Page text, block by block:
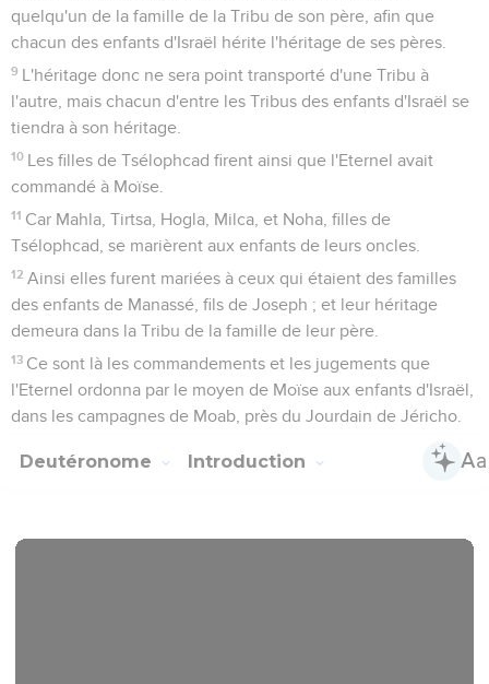
quelqu'un de la famille de la Tribu de son père, afin que
chacun des enfants d'Israël hérite l'héritage de ses pères.
9 L'héritage donc ne sera point transporté d'une Tribu à
l'autre, mais chacun d'entre les Tribus des enfants d'Israël se
tiendra à son héritage.
10 Les filles de Tsélophcad firent ainsi que l'Eternel avait
commandé à Moïse.
11 Car Mahla, Tirtsa, Hogla, Milca, et Noha, filles de
Tsélophcad, se marièrent aux enfants de leurs oncles.
12 Ainsi elles furent mariées à ceux qui étaient des familles
des enfants de Manassé, fils de Joseph ; et leur héritage
demeura dans la Tribu de la famille de leur père.
13 Ce sont là les commandements et les jugements que
l'Eternel ordonna par le moyen de Moïse aux enfants d'Israël,
dans les campagnes de Moab, près du Jourdain de Jéricho.
Deutéronome Introduction